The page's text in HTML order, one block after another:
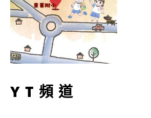
YT頻道